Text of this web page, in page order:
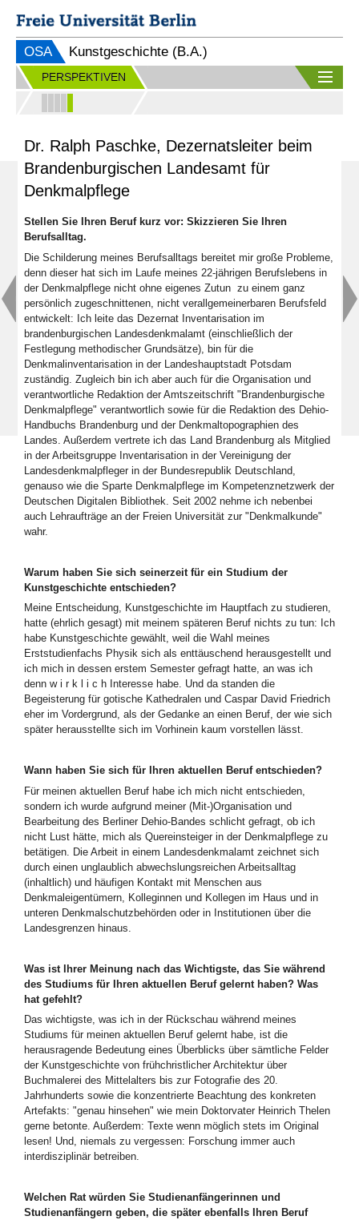
OSA Kunstgeschichte (B.A.)
PERSPEKTIVEN
Dr. Ralph Paschke, Dezernatsleiter beim
Brandenburgischen Landesamt für
Denkmalpflege
Stellen Sie Ihren Beruf kurz vor: Skizzieren Sie Ihren
Berufsalltag.
Die Schilderung meines Berufsalltags bereitet mir große Probleme,
denn dieser hat sich im Laufe meines 22-jährigen Berufslebens in
der Denkmalpflege nicht ohne eigenes Zutun zu einem ganz
persönlich zugeschnittenen, nicht verallgemeinerbaren Berufsfeld
entwickelt: Ich leite das Dezernat Inventarisation im
brandenburgischen Landesdenkmalamt (einschließlich der
Festlegung methodischer Grundsätze), bin für die
Denkmalinventarisation in der Landeshauptstadt Potsdam
zuständig. Zugleich bin ich aber auch für die Organisation und
verantwortliche Redaktion der Amtszeitschrift "Brandenburgische
Denkmalpflege" verantwortlich sowie für die Redaktion des Dehio-
Handbuchs Brandenburg und der Denkmaltopographien des
Landes. Außerdem vertrete ich das Land Brandenburg als Mitglied
in der Arbeitsgruppe Inventarisation in der Vereinigung der
Landesdenkmalpfleger in der Bundesrepublik Deutschland,
genauso wie die Sparte Denkmalpflege im Kompetenznetzwerk der
Deutschen Digitalen Bibliothek. Seit 2002 nehme ich nebenbei
auch Lehraufträge an der Freien Universität zur "Denkmalkunde"
wahr.
Warum haben Sie sich seinerzeit für ein Studium der
Kunstgeschichte entschieden?
Meine Entscheidung, Kunstgeschichte im Hauptfach zu studieren,
hatte (ehrlich gesagt) mit meinem späteren Beruf nichts zu tun: Ich
habe Kunstgeschichte gewählt, weil die Wahl meines
Erststudienfachs Physik sich als enttäuschend herausgestellt und
ich mich in dessen erstem Semester gefragt hatte, an was ich
denn w i r k l i c h Interesse habe. Und da standen die
Begeisterung für gotische Kathedralen und Caspar David Friedrich
eher im Vordergrund, als der Gedanke an einen Beruf, der wie sich
später herausstellte sich im Vorhinein kaum vorstellen lässt.
Wann haben Sie sich für Ihren aktuellen Beruf entschieden?
Für meinen aktuellen Beruf habe ich mich nicht entschieden,
sondern ich wurde aufgrund meiner (Mit-)Organisation und
Bearbeitung des Berliner Dehio-Bandes schlicht gefragt, ob ich
nicht Lust hätte, mich als Quereinsteiger in der Denkmalpflege zu
betätigen. Die Arbeit in einem Landesdenkmalamt zeichnet sich
durch einen unglaublich abwechslungsreichen Arbeitsalltag
(inhaltlich) und häufigen Kontakt mit Menschen aus
Denkmaleigentümern, Kolleginnen und Kollegen im Haus und in
unteren Denkmalschutzbehörden oder in Institutionen über die
Landesgrenzen hinaus.
Was ist Ihrer Meinung nach das Wichtigste, das Sie während
des Studiums für Ihren aktuellen Beruf gelernt haben? Was
hat gefehlt?
Das wichtigste, was ich in der Rückschau während meines
Studiums für meinen aktuellen Beruf gelernt habe, ist die
herausragende Bedeutung eines Überblicks über sämtliche Felder
der Kunstgeschichte von frühchristlicher Architektur über
Buchmalerei des Mittelalters bis zur Fotografie des 20.
Jahrhunderts sowie die konzentrierte Beachtung des konkreten
Artefakts: "genau hinsehen" wie mein Doktorvater Heinrich Thelen
gerne betonte. Außerdem: Texte wenn möglich stets im Original
lesen! Und, niemals zu vergessen: Forschung immer auch
interdisziplinär betreiben.
Welchen Rat würden Sie Studienanfängerinnen und
Studienanfängern geben, die später ebenfalls Ihren Beruf